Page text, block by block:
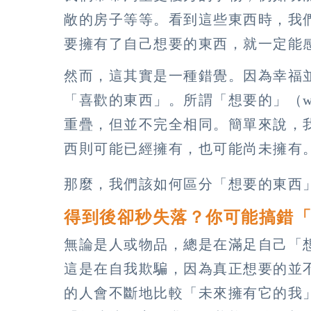
敞的房子等等。看到這些東西時，我
要擁有了自己想要的東西，就一定能
然而，這其實是一種錯覺。因為幸福
「喜歡的東西」。所謂「想要的」
重疊，但並不完全相同。簡單來說，
西則可能已經擁有，也可能尚未擁有
那麼，我們該如何區分「想要的東西
得到後卻秒失落？你可能搞錯
無論是人或物品，總是在滿足自己「
這是在自我欺騙，因為真正想要的並
的人會不斷地比較「未來擁有它的